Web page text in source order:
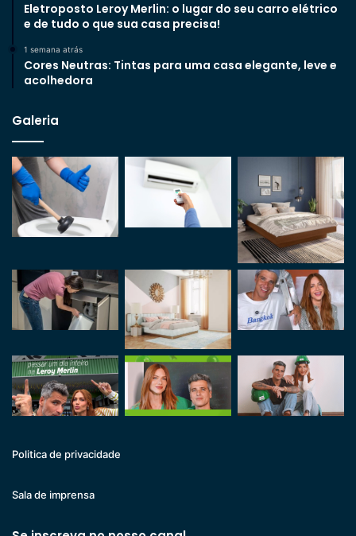
Eletroposto Leroy Merlin: o lugar do seu carro elétrico
e de tudo o que sua casa precisa!
1 semana atrás
Cores Neutras: Tintas para uma casa elegante, leve e
acolhedora
Galeria
Politica de privacidade
Sala de imprensa